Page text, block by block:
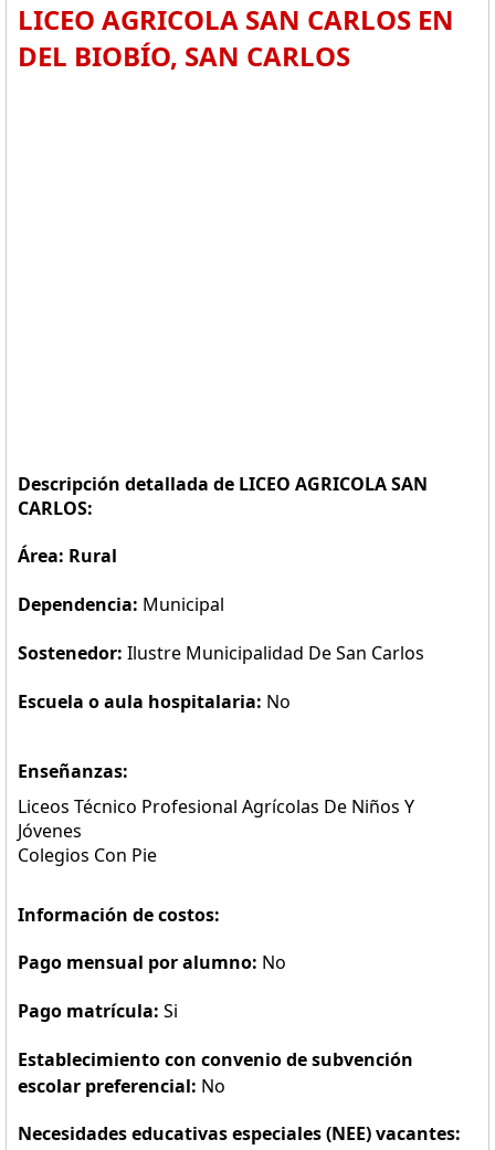
LICEO AGRICOLA SAN CARLOS EN
DEL BIOBÍO, SAN CARLOS
Descripción detallada de LICEO AGRICOLA SAN
CARLOS:
Área: Rural
Dependencia: Municipal
Sostenedor: Ilustre Municipalidad De San Carlos
Escuela o aula hospitalaria: No
Enseñanzas:
Liceos Técnico Profesional Agrícolas De Niños Y
Jóvenes
Colegios Con Pie
Información de costos:
Pago mensual por alumno: No
Pago matrícula: Si
Establecimiento con convenio de subvención
escolar preferencial: No
Necesidades educativas especiales (NEE) vacantes: